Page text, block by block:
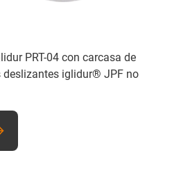
PRT-04 con carcasa de
deslizantes iglidur® JPF no